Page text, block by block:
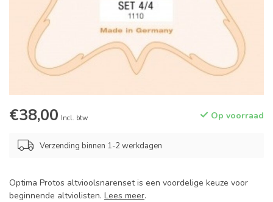
€38,00 Incl. btw Op voorraad
Verzending binnen 1-2 werkdagen
Optima Protos altvioolsnarenset is een voordelige keuze voor
beginnende altviolisten. Lees meer.